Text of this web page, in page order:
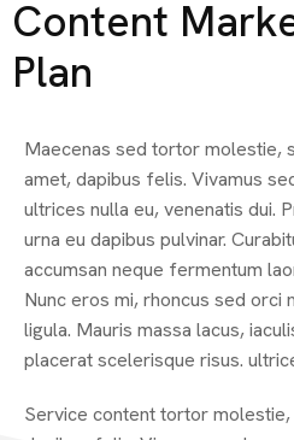
Content
Plan
Maecenas sed tortor molestie,
amet, dapibus felis. Vivamus
ultrices nulla eu, venenatis dui.
urna eu dapibus pulvinar.
accumsan neque fermentum
Nunc eros mi, rhoncus sed orci
ligula. Mauris massa lacus,
placerat scelerisque risus.
Service content tortor